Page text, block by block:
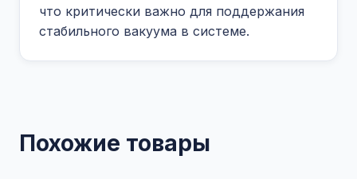
что критически важно для поддержания
стабильного вакуума в системе.
Похожие товары